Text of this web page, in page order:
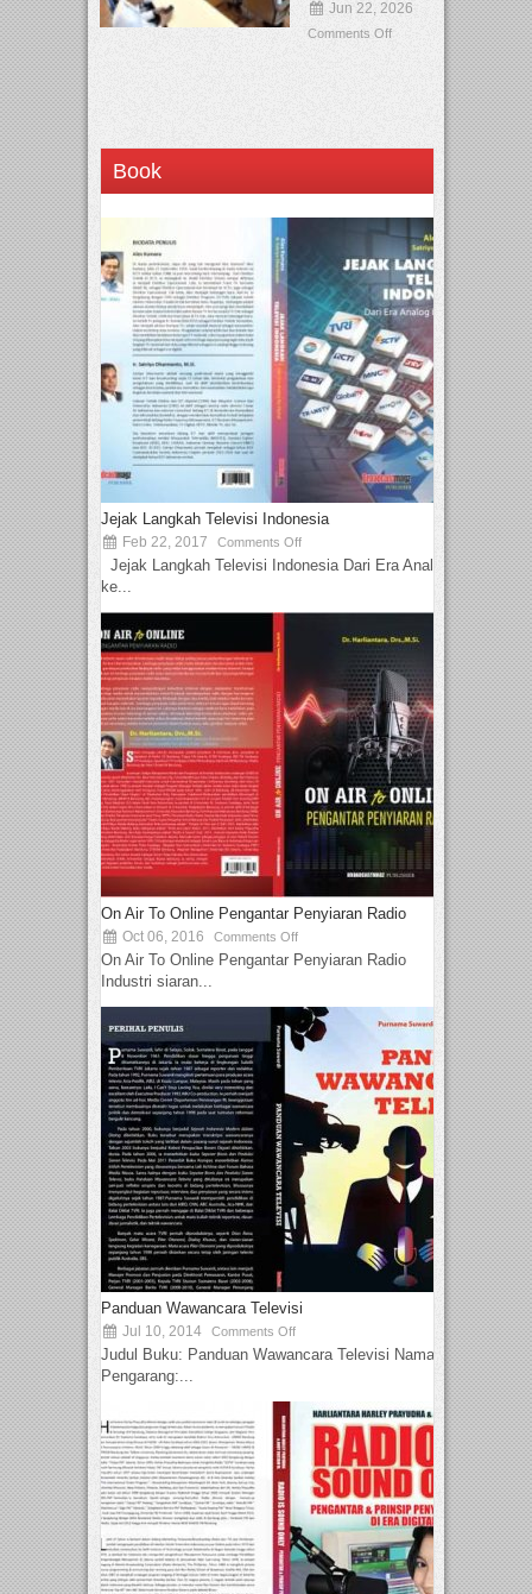
Jun 22, 2026
Comments Off
Book
Jejak Langkah Televisi Indonesia
Feb 22, 2017 Comments Off
Jejak Langkah Televisi Indonesia Dari Era Analog
ke...
On Air To Online Pengantar Penyiaran Radio
Oct 06, 2016 Comments Off
On Air To Online Pengantar Penyiaran Radio
Industri siaran...
Panduan Wawancara Televisi
Jul 10, 2014 Comments Off
Judul Buku: Panduan Wawancara Televisi Nama
Pengarang:...